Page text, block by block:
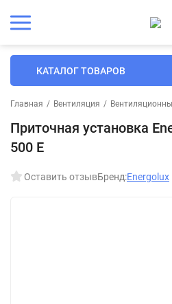
КАТАЛОГ ТОВАРОВ
Главная / Вентиляция /
Приточная установка
500 E
Оставить отзывБренд:Energolux